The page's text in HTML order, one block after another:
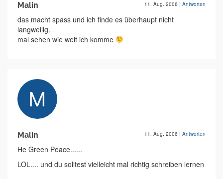
Malin 11. Aug. 2006 | Antworten
das macht spass und ich finde es überhaupt nicht
langweilig.
mal sehen wie weit ich komme
Malin 11. Aug. 2006 | Antworten
He Green Peace......
LOL.... und du solltest vielleicht mal richtig schreiben lernen